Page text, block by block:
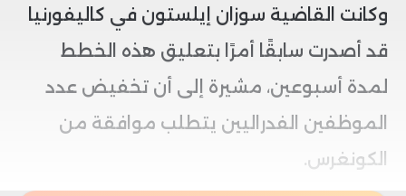
وكانت القاضية سوزان إيلستون في كاليفورنيا
قد أصدرت سابقًا أمرًا بتعليق هذه الخطط
لمدة أسبوعين، مشيرة إلى أن تخفيض عدد
الموظفين الفدراليين يتطلب موافقة من
الكونغرس.